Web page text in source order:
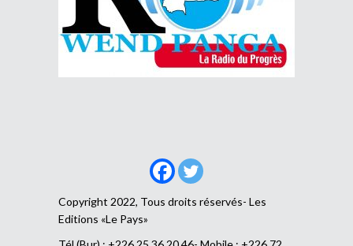
Copyright 2022, Tous droits réservés- Les
Editions «Le Pays»